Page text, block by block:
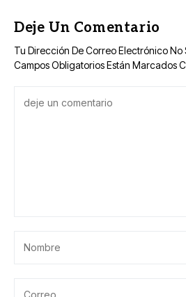
Deje Un Comentario
Tu Dirección De Correo Electrónico No
Campos Obligatorios Están Marcados